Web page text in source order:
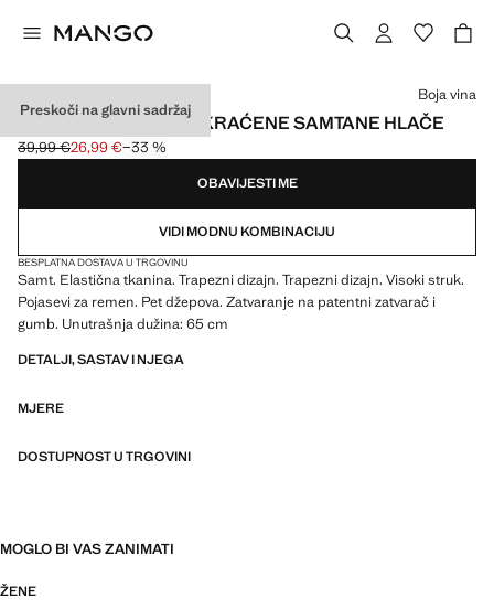
Preskoči na glavni sadržaj
SIENNA TRAPEZ POTKRAĆENE SAMTANE HLAČE
Početna cijena prekrižena [39,99 € ]
39,99 €
Trenutačna cijena [26,99 € ]
26,99 €−33 %
Odaberite boju
Boja vina
OBAVIJESTI ME
VIDI MODNU KOMBINACIJU
BESPLATNA DOSTAVA U TRGOVINU
Samt. Elastična tkanina. Trapezni dizajn. Trapezni dizajn. Visoki struk.
Pojasevi za remen. Pet džepova. Zatvaranje na patentni zatvarač i
gumb. Unutrašnja dužina: 65 cm
DETALJI, SASTAV I NJEGA
MJERE
DOSTUPNOST U TRGOVINI
MOGLO BI VAS ZANIMATI
ŽENE